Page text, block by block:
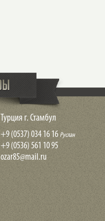
Турция г. Стамбул
+9 (0537) 034 16 16 Руслан
+9 (0536) 561 10 95
ozar85@mail.ru